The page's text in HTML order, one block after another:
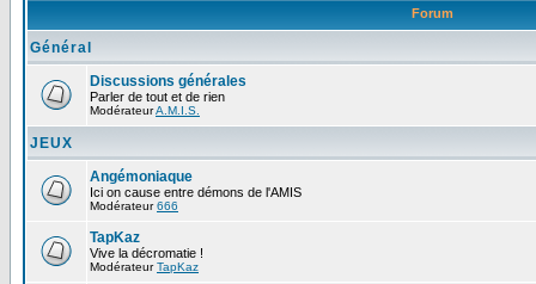
Forum
Général
Discussions générales
Parler de tout et de rien
ModérateurA.M.I.S.
JEUX
Angémoniaque
Ici on cause entre démons de l'AMIS
Modérateur666
TapKaz
Vive la décromatie !
ModérateurTapKaz